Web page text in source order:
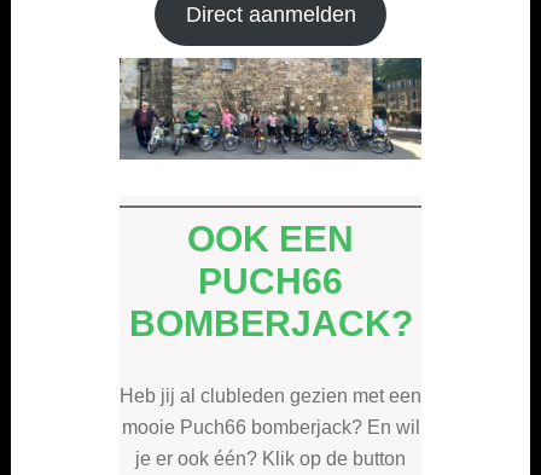
Direct aanmelden
OOK EEN
PUCH66
BOMBERJACK?
Heb jij al clubleden gezien met een
mooie Puch66 bomberjack? En wil
je er ook één? Klik op de button